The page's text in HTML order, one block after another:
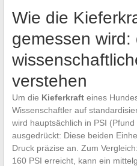
Wie die
gemessen wird:
verstehen
Um die Kieferkrafteines
Wissenschaftler auf
wird hauptsächlich in PSI
ausgedrückt: Diese beiden
Druck präzise an. Zum
160 PSI erreicht, kann ein